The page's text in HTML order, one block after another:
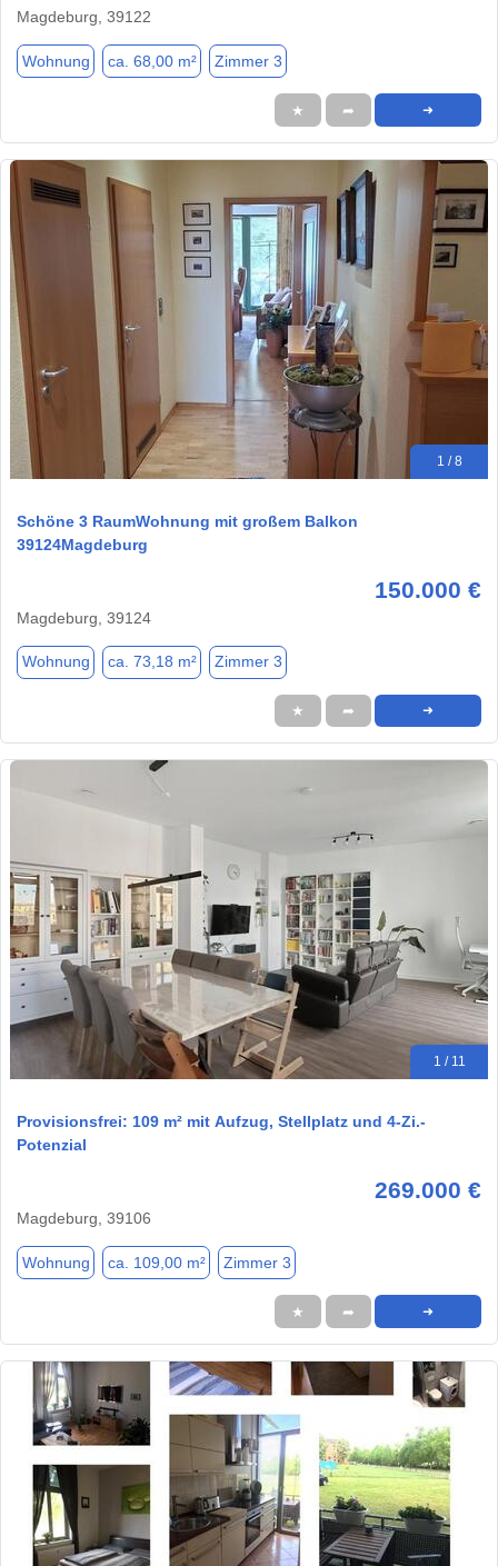
Magdeburg, 39122
Wohnung ca. 68,00 m² Zimmer 3
★ ➦ ➜
1 / 8
Schöne 3 RaumWohnung mit großem Balkon
39124Magdeburg
150.000 €
Magdeburg, 39124
Wohnung ca. 73,18 m² Zimmer 3
★ ➦ ➜
1 / 11
Provisionsfrei: 109 m² mit Aufzug, Stellplatz und 4-Zi.-
Potenzial
269.000 €
Magdeburg, 39106
Wohnung ca. 109,00 m² Zimmer 3
★ ➦ ➜